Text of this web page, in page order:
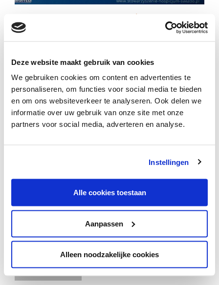
Deze website maakt gebruik van cookies
We gebruiken cookies om content en advertenties te
personaliseren, om functies voor social media te bieden
en om ons websiteverkeer te analyseren. Ook delen we
informatie over uw gebruik van onze site met onze
partners voor social media, adverteren en analyse.
Instellingen
Alle cookies toestaan
Aanpassen
Alleen noodzakelijke cookies
Wspieramy Hospicjum Światło
organizowaną przez Stowarzyszenie Hospicjum
Światło w Toruniu. Celem akcji było zbieranie
plastikowych nakrętek a pieniądze zebrane ze
sprzedaży tworzywa umożliwią doposażenie
oddziału stacjonarnego hospicjum w
nowoczesny sprzęt. Wspólnymi siłami zebraliśmy 6
Facebook Twitter LinkedIn
WhatsApp